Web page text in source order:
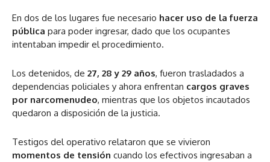
En dos de los lugares fue necesario hacer uso de la fuerza
pública para poder ingresar, dado que los ocupantes
intentaban impedir el procedimiento.
Los detenidos, de 27, 28 y 29 años, fueron trasladados a
dependencias policiales y ahora enfrentan cargos graves
por narcomenudeo, mientras que los objetos incautados
quedaron a disposición de la justicia.
Testigos del operativo relataron que se vivieron
momentos de tensión cuando los efectivos ingresaban a